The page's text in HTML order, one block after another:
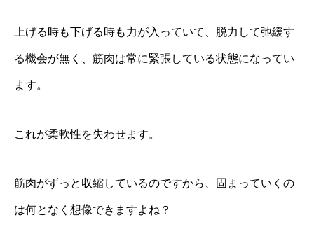
上げる時も下げる時も力が入っていて、脱力して弛緩す
る機会が無く、筋肉は常に緊張している状態になってい
ます。
これが柔軟性を失わせます。
筋肉がずっと収縮しているのですから、固まっていくの
は何となく想像できますよね？